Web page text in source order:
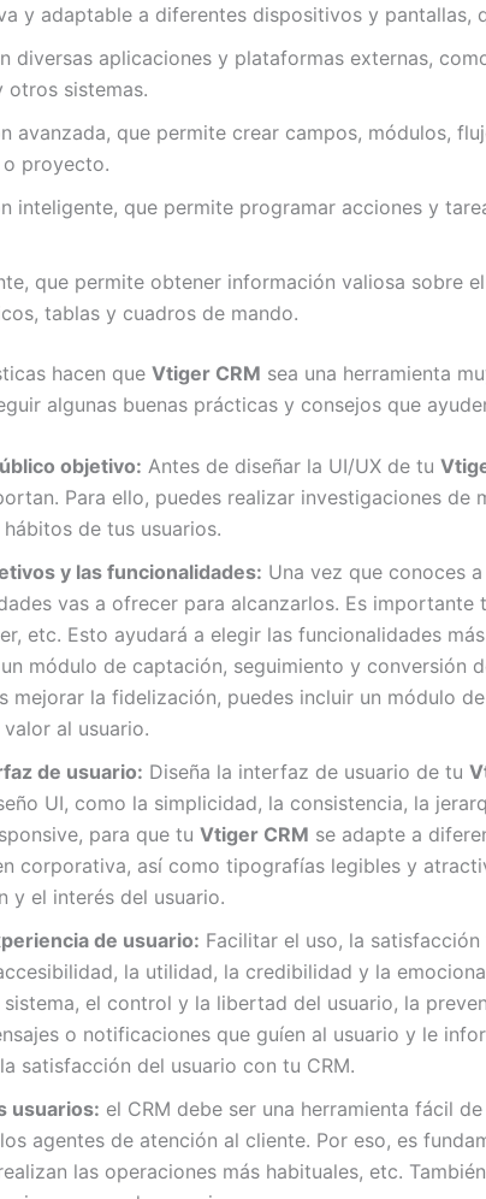
y adaptable a diferentes dispositivos y pantallas,
diversas aplicaciones y plataformas externas,
otros sistemas.
avanzada, que permite crear campos, módulos,
o proyecto.
inteligente, que permite programar acciones y
que permite obtener información valiosa sobre
tablas y cuadros de mando.
hacen que Vtiger CRM sea una herramienta
algunas buenas prácticas y consejos que
objetivo: Antes de diseñar la UI/UX de tu
Para ello, puedes realizar investigaciones
de tus usuarios.
y las funcionalidades: Una vez que conoces
vas a ofrecer para alcanzarlos. Es
etc. Esto ayudará a elegir las funcionalidades
módulo de captación, seguimiento y conversión
mejorar la fidelización, puedes incluir un módulo
al usuario.
de usuario: Diseña la interfaz de usuario de tu
UI, como la simplicidad, la consistencia, la
para que tu Vtiger CRM se adapte a
corporativa, así como tipografías legibles y
y el interés del usuario.
de usuario: Facilitar el uso, la
la utilidad, la credibilidad y la
el control y la libertad del usuario, la
o notificaciones que guíen al usuario y le
satisfacción del usuario con tu CRM.
usuarios: el CRM debe ser una herramienta fácil
agentes de atención al cliente. Por eso, es
las operaciones más habituales, etc.